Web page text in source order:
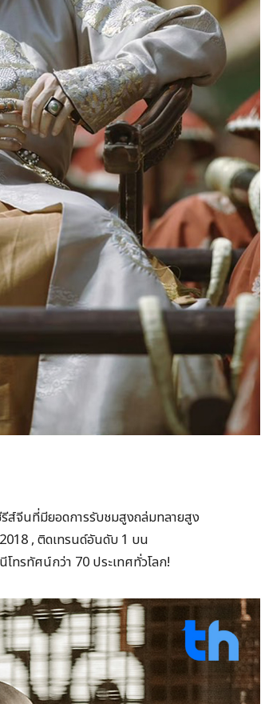
ส์จีนที่มียอดการรับชมสูงถล่มทลายสูง
, ติดเทรนด์อันดับ 1 บน
ทรทัศน์กว่า 70 ประเทศทั่วโลก!